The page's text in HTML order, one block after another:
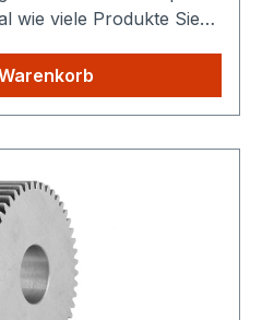
wie viele Produkte Sie